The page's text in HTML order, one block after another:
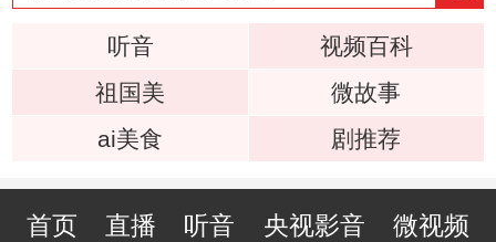
听音
视频百科
祖国美
微故事
ai美食
剧推荐
首页 直播 听音 央视影音 微视频